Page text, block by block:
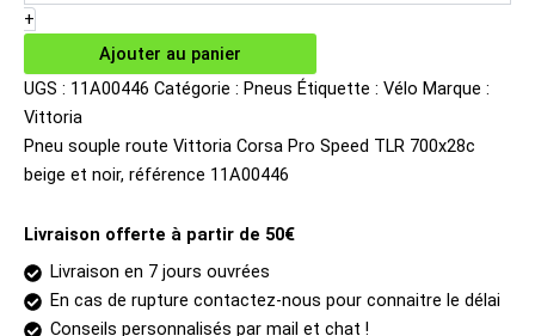
souple
route
Corsa
Pro
TLR
700x28c
et
+
Ajouter au panier
UGS : 11A00446 Catégorie : Pneus Étiquette : Vélo Marque :
Vittoria
Pneu souple route Vittoria Corsa Pro Speed TLR 700x28c
beige et noir, référence 11A00446
Livraison offerte à partir de 50€
Livraison en 7 jours ouvrées
En cas de rupture contactez-nous pour connaitre le délai
Conseils personnalisés par mail et chat !